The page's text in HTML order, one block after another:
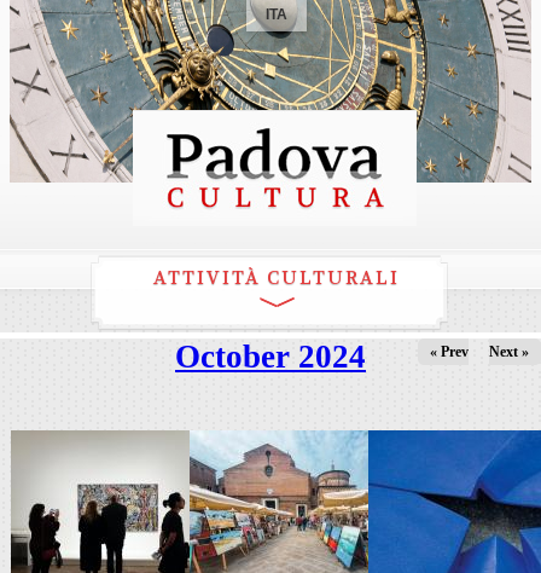
ITA
ATTIVITÀ CULTURALI
October 2024 « Prev Next »